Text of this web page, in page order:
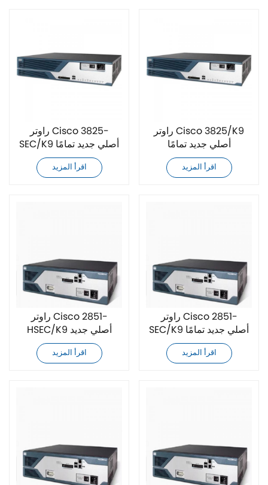
راوتر Cisco 3825-
SEC/K9 أصلي جديد تمامًا
اقرأ المزيد
راوتر Cisco 3825/K9
أصلي جديد تمامًا
اقرأ المزيد
راوتر Cisco 2851-
HSEC/K9 أصلي جديد
تمامًا
اقرأ المزيد
راوتر Cisco 2851-
SEC/K9 أصلي جديد تمامًا
اقرأ المزيد